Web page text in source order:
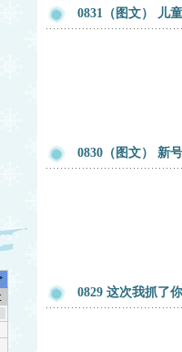
0831（图文） 儿
0830（图文） 新
0829 这次我抓了